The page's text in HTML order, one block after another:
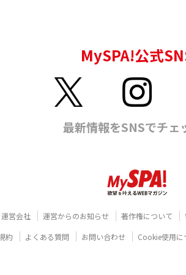
運営会社 運営からのお知らせ 著作権について
約
よくある質問 お問い合わせ Cookie使用に